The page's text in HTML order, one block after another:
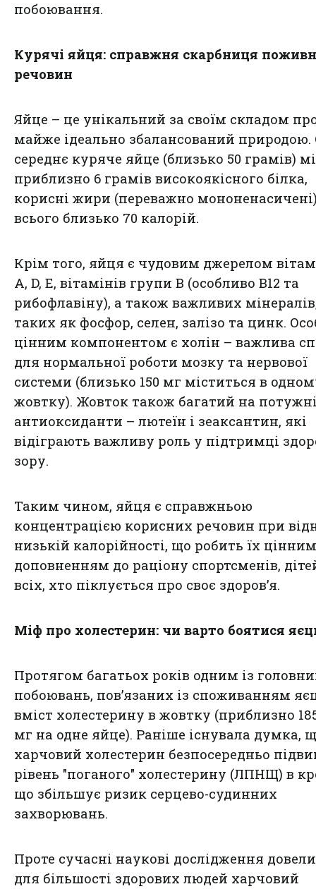
побоювання.
Курячі яйця: справжня скарбниця
речовин
Яйце – це унікальний за своїм складом
майже ідеально збалансований природою.
середнє куряче яйце (близько 50 грамів)
приблизно 6 грамів високоякісного білка,
корисні жири (переважно
всього близько 70 калорій.
Крім того, яйця є чудовим джерелом
A, D, E, вітамінів групи B (особливо B12 та
рибофлавіну), а також важливих
таких як фосфор, селен, залізо та цинк.
цінним компонентом є холін – важлива
для нормальної роботи мозку та нервової
системи (близько 150 мг міститься в
жовтку). Жовток також багатий на
антиоксиданти – лютеїн і зеаксантин, які
відіграють важливу роль у підтримці
зору.
Таким чином, яйця є справжньою
концентрацією корисних речовин при
низькій калорійності, що робить їх цінним
доповненням до раціону спортсменів,
всіх, хто піклується про своє здоров’я.
Міф про холестерин: чи варто боятися
Протягом багатьох років одним із
побоювань, пов’язаних із споживанням
вміст холестерину в жовтку (приблизно
мг на одне яйце). Раніше існувала думка,
харчовий холестерин безпосередньо
рівень "поганого" холестерину (ЛПНЩ) в
що збільшує ризик серцево-судинних
захворювань.
Проте сучасні наукові дослідження
для більшості здорових людей харчовий